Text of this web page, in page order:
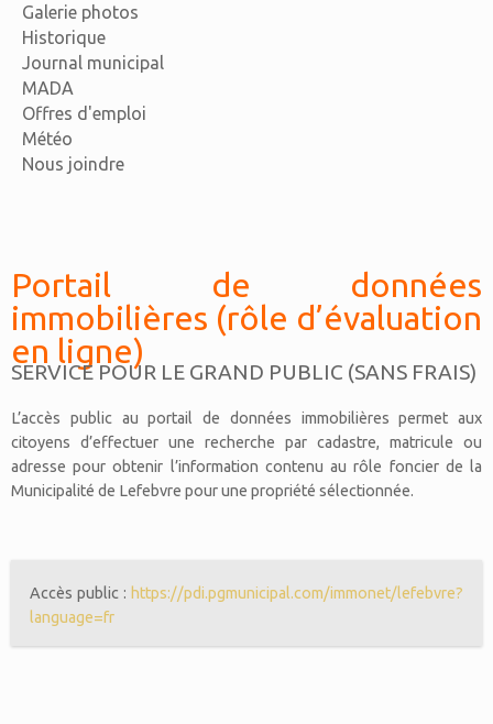
Galerie photos
Historique
Journal municipal
MADA
Offres d'emploi
Météo
Nous joindre
Portail de données
immobilières (rôle d’évaluation
en ligne)
SERVICE POUR LE GRAND PUBLIC (SANS FRAIS)
L’accès public au portail de données immobilières permet aux
citoyens d’effectuer une recherche par cadastre, matricule ou
adresse pour obtenir l’information contenu au rôle foncier de la
Municipalité de Lefebvre pour une propriété sélectionnée.
Accès public : https://pdi.pgmunicipal.com/immonet/lefebvre?
language=fr